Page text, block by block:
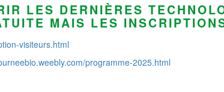
LES DERNIÈRES
MAIS LES
visiteurs.html
programme-2025.html